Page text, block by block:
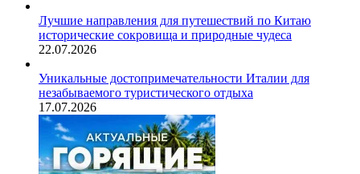
Лучшие направления для путешествий по Китаю
исторические сокровища и природные чудеса
22.07.2026
Уникальные достопримечательности Италии для
незабываемого туристического отдыха
17.07.2026